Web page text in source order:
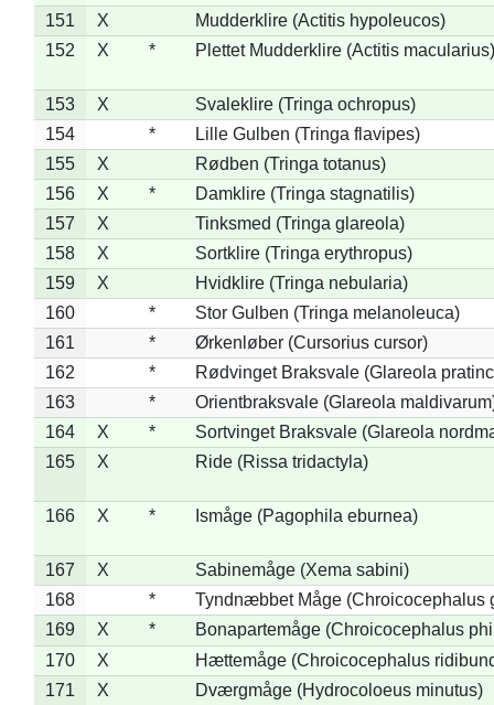
151
X
Mudderklire (Actitis hypoleucos)
152
X * Plettet Mudderklire (Actitis macularius)
153 X
Svaleklire (Tringa ochropus)
154
*
Lille Gulben (Tringa flavipes)
155
X
Rødben (Tringa totanus)
156
X *
Damklire (Tringa stagnatilis)
157
X
Tinksmed (Tringa glareola)
158
X
Sortklire (Tringa erythropus)
159
X
Hvidklire (Tringa nebularia)
160
*
Stor Gulben (Tringa melanoleuca)
161
*
Ørkenløber (Cursorius cursor)
162
*
Rødvinget Braksvale (Glareola
163
*
Orientbraksvale (Glareola
164
X *
Sortvinget Braksvale (Glareola
165
X Ride (Rissa tridactyla)
166 X * Ismåge (Pagophila eburnea)
167 X
Sabinemåge (Xema sabini)
168
*
Tyndnæbbet Måge (Chroicocephalus
169
X *
Bonapartemåge (Chroicocephalus
170
X
Hættemåge (Chroicocephalus
171
X
Dværgmåge (Hydrocoloeus minutus)